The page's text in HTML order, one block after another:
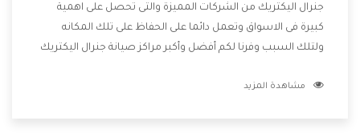
جنرال اليكتريك من الشركات المميزة والتى تحصل على اهمية
كبيرة فى الاسواق وتعمل دائما على الحفاظ على تلك المكانه
ولتلك السبب وفرنا لكم أفضل وأكبر مراكز صيانة جنرال اليكتريك
بتصليح جميع المنتجات دون اى ازعاج كما أننا نهتم بكل ما يحتاجه
مشاهدة المزيد